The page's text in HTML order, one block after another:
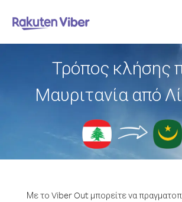
Τρόπος κλήσης
Μαυριτανία από
Με το Viber Out μπορείτε να